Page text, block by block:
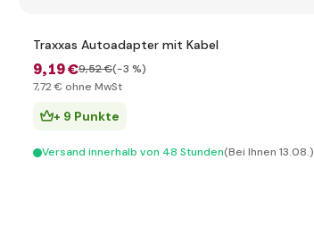
Traxxas Autoadapter mit Kabel
9,19 €9,52 €(-3 %)
7,72 € ohne MwSt
+ 9 Punkte
Versand innerhalb von 48 Stunden(Bei Ihnen 13.08.)